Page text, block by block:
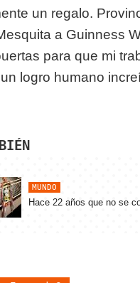
un regalo.
a Guinness
para que mi
logro humano
MUNDO
Hace 22 años que no se